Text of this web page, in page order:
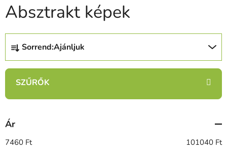
Absztrakt képek
T
r
é
e
k
r
Sorrend:Ajánljuk
Ár
7460 Ft 101040 Ft